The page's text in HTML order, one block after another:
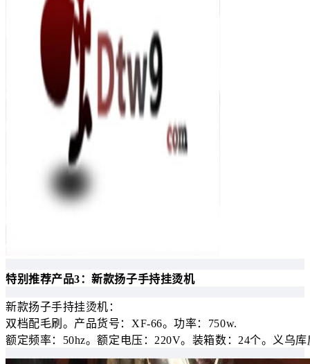
特别推荐产品3：新款扬子手持挂烫机
新款扬子手持挂烫机：
双档配毛刷。产品货号：XF-66。功率：750w.
额定频率：50hz。额定电压：220V。装箱数：24个。义乌